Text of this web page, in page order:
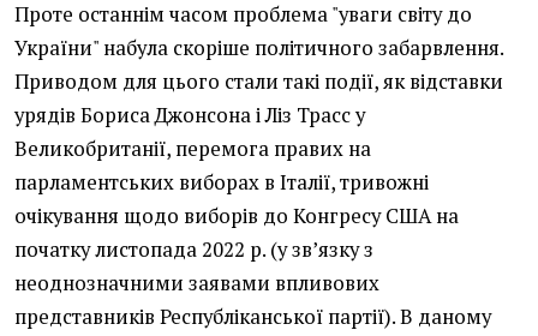
Проте останнім часом проблема "уваги світу до
України" набула скоріше політичного забарвлення.
Приводом для цього стали такі події, як відставки
урядів Бориса Джонсона і Ліз Трасс у
Великобританії, перемога правих на
парламентських виборах в Італії, тривожні
очікування щодо виборів до Конгресу США на
початку листопада 2022 р. (у зв’язку з
неоднозначними заявами впливових
представників Республіканської партії). В даному